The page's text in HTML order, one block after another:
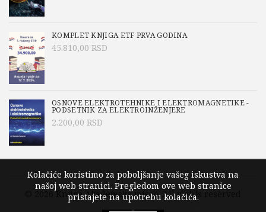
KOMPLET KNJIGA ETF PRVA GODINA
45.810,00 RSD
OSNOVE ELEKTROTEHNIKE I ELEKTROMAGNETIKE -
PODSETNIK ZA ELEKTROINŽENJERE
2.200,00 RSD
© 2026 Knjige Akademska misao. All rights reserved
Kolačiće koristimo za poboljšanje vašeg iskustva na
našoj web stranici. Pregledom ove web stranice
pristajete na upotrebu kolačića.